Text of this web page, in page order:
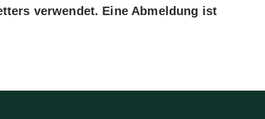
verwendet. Eine Abmeldung ist